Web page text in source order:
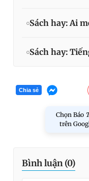
Sách hay: Ai
Sách hay:
Chia sẻ
Chọn Báo
trên
Bình luận (0)